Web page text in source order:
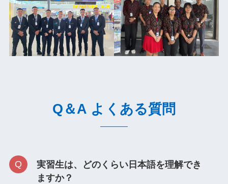
Q＆A よくある質問
実習生は、どのくらい日本語を理解でき
ますか？